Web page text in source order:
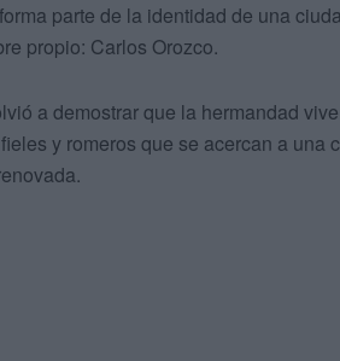
parte de la identidad de una
propio: Carlos Orozco.
a demostrar que la hermandad
y romeros que se acercan a una